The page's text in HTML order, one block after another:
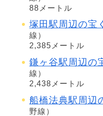
88メートル
塚田駅周辺の宝
線）
2,385メートル
鎌ヶ谷駅周辺の
線）
2,438メートル
船橋法典駅周辺
野線）